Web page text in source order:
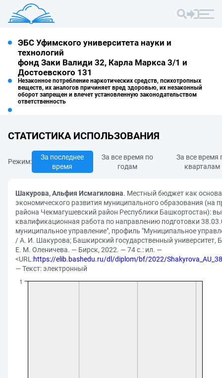
ЭБС Уфимского университета науки и
технологий
фонд Заки Валиди 32, Карла Маркса 3/1 и
Достоевского 131
Незаконное потребление наркотических средств, психотропных
веществ, их аналогов причиняет вред здоровью, их незаконный
оборот запрещен и влечет установленную законодательством
ответственность
СТАТИСТИКА ИСПОЛЬЗОВАНИЯ
Режим:
За последнее
время
За все время по
годам
За все время
кварталам
Шакурова, Альфия Исмагиловна. Местный бюджет как
экономического развития муниципального образования (на
района Чекмагушевский район Республики Башкортостан):
квалификационная работа по направлению подготовки
муниципальное управление", профиль "Муниципальное
/ А. И. Шакурова; Башкирский государственный университет,
Е. М. Оленичева. — Бирск, 2022. — 74 с.: ил. —
<URL:https://elib.bashedu.ru/dl/diplom/bf/2022/
— Текст: электронный